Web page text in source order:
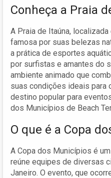
Conheça a Praia
A Praia de Itaúna, localizada
famosa por suas belezas
a prática de esportes
por surfistas e amantes do
ambiente animado que
suas condições ideais para
destino popular para
dos Municípios de Beach
O que é a Copa
A Copa dos Municípios é
reúne equipes de diversas
Janeiro. O evento, que